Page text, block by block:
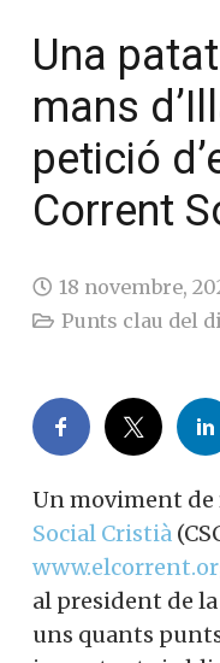
Una
les mans
i la
del
18 novembre,
No hi ha
Un moviment de
Corrent Social